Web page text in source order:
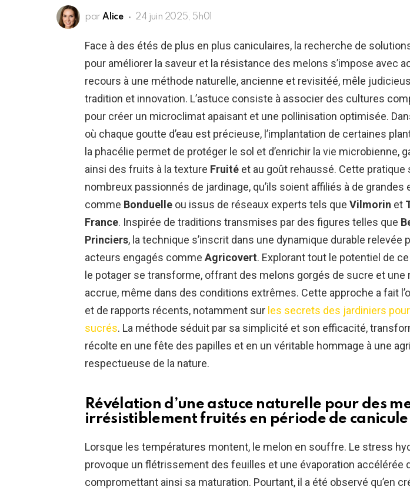
par Alice 24 juin 2025, 5h01
Face à des étés de plus en plus caniculaires, la recherche de
pour améliorer la saveur et la résistance des melons s’impose avec
recours à une méthode naturelle, ancienne et revisitéé, mêle
tradition et innovation. L’astuce consiste à associer des cultures
pour créer un microclimat apaisant et une pollinisation optimisée.
où chaque goutte d’eau est précieuse, l’implantation de certaines
la phacélie permet de protéger le sol et d’enrichir la vie microbienne,
ainsi des fruits à la texture Fruité et au goût rehaussé. Cette pratique
nombreux passionnés de jardinage, qu’ils soient affiliés à de grandes
comme Bonduelle ou issus de réseaux experts tels que Vilmorin et
France. Inspirée de traditions transmises par des figures telles que
Princiers, la technique s’inscrit dans une dynamique durable relevée
acteurs engagés comme Agricovert. Explorant tout le potentiel de
le potager se transforme, offrant des melons gorgés de sucre et une
accrue, même dans des conditions extrêmes. Cette approche a fait
et de rapports récents, notamment sur les secrets des jardiniers
sucrés. La méthode séduit par sa simplicité et son efficacité,
récolte en une fête des papilles et en un véritable hommage à une
respectueuse de la nature.
Révélation d’une astuce naturelle pour des
irrésistiblement fruités en période de canicule
Lorsque les températures montent, le melon en souffre. Le stress
provoque un flétrissement des feuilles et une évaporation accélérée
compromettant ainsi sa maturation. Pourtant, il a été observé qu’en